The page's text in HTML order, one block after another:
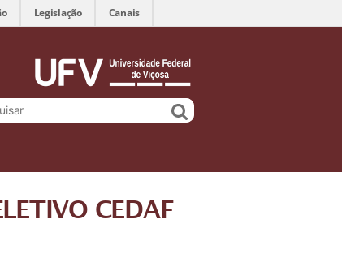
Legislação Canais
CEDAF